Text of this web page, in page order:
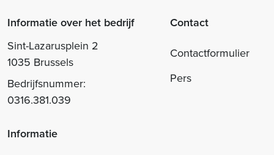
Informatie over het bedrijf
Sint-Lazarusplein 2
1035 Brussels
Bedrijfsnummer:
0316.381.039
Contact
Contactformulier
Pers
Informatie